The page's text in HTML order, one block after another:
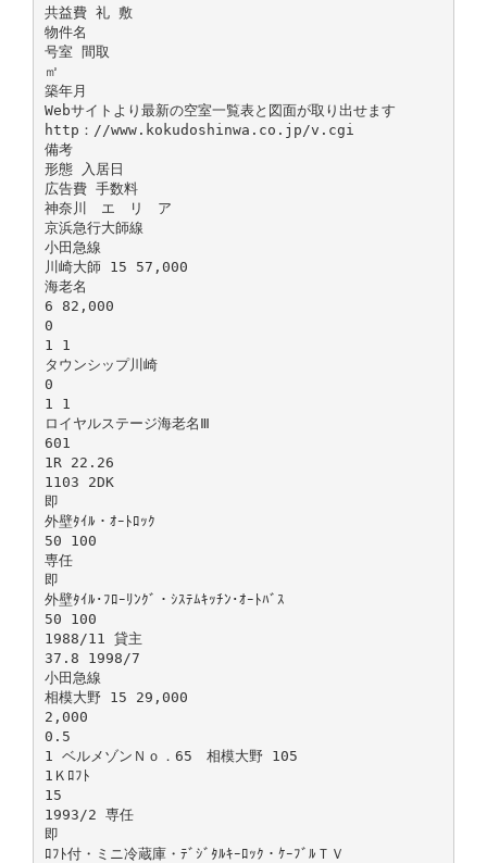
共益費 礼 敷
物件名
号室 間取
㎡
築年月
Webサイトより最新の空室一覧表と図面が取り出せます
http：//www.kokudoshinwa.co.jp/v.cgi
備考
形態 入居日
広告費 手数料
神奈川 エ リ ア
京浜急行大師線
小田急線
川崎大師 15 57,000
海老名
6 82,000
0
1 1
タウンシップ川崎
0
1 1
ロイヤルステージ海老名Ⅲ
601
1R 22.26
1103 2DK
即
外壁ﾀｲﾙ・ｵｰﾄﾛｯｸ
50 100
専任
即
外壁ﾀｲﾙ･ﾌﾛｰﾘﾝｸﾞ・ｼｽﾃﾑｷｯﾁﾝ･ｵｰﾄﾊﾞｽ
50 100
1988/11 貸主
37.8 1998/7
小田急線
相模大野 15 29,000
2,000
0.5
1 ベルメゾンＮｏ．65 相模大野 105
1Ｋﾛﾌﾄ
15
1993/2 専任
即
ﾛﾌﾄ付・ミニ冷蔵庫・ﾃﾞｼﾞﾀﾙｷｰﾛｯｸ・ｹｰﾌﾞﾙＴＶ